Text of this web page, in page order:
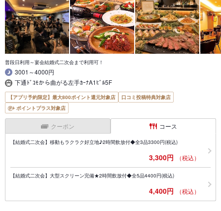
普段日利用～宴会結婚式二次会まで利用可！
3001～4000円
下通ﾄﾞｺﾓから曲がる左手ｶｰﾅA1ﾋﾞﾙ5F
【アプリ予約限定】最大800ポイント還元対象店
口コミ投稿特典対象店
ポイントプラス対象店
クーポン コース
【結婚式二次会】移動もラクラク好立地♪2時間飲放付◆全3品3300円(税込)
3,300円 （税込）
【結婚式二次会】大型スクリーン完備★2時間飲放付◆全5品4400円(税込)
4,400円 （税込）